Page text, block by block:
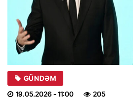
GÜNDƏM
19.05.2026 - 11:00 205